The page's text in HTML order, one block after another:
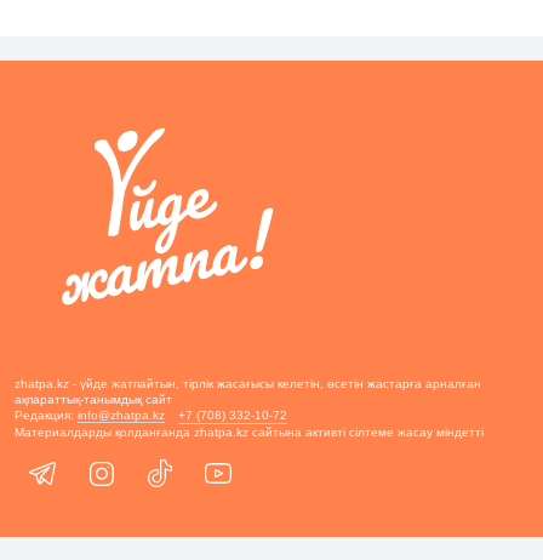
zhatpa.kz - үйде жатпайтын, тірлік жасағысы келетін, өсетін жастарға арналған
ақпараттық-танымдық сайт
Редакция: info@zhatpa.kz
+7 (708) 332-10-72
Материалдарды қолданғанда zhatpa.kz сайтына активті сілтеме жасау міндетті